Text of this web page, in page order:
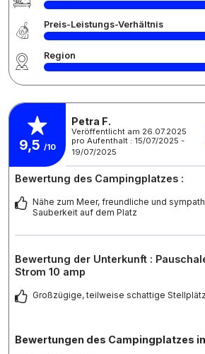
Preis-Leistungs-Verhältnis
Region
9,5 /10
Petra F.
Veröffentlicht am 26.07.2025
pro Aufenthalt : 15/07/2025 -
19/07/2025
Bewertung des Campingplatzes :
Nähe zum Meer, freundliche und
Sauberkeit auf dem Platz
Bewertung der Unterkunft :
Strom 10 amp
Großzügige, teilweise schattige
Bewertungen des Campingplatzes